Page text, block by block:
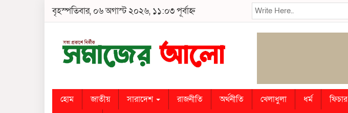
বৃহস্পতিবার, ০৬ অগাস্ট ২০২৬, ১১:০৩ পূর্বাহ্ন
হোম জাতীয় সারাদেশ রাজনীতি অর্থনীতি খেলাধুলা ধর্ম ফিচার